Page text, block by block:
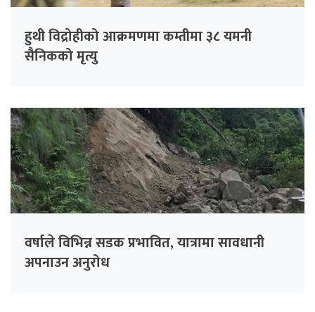
हुथी विद्रोहीको आक्रमणमा कम्तीमा ३८ यमनी
सैनिकको मृत्यु
वर्षाले विभिन्न सडक प्रभावित, यात्रामा सावधानी
अपनाउन अनुरोध